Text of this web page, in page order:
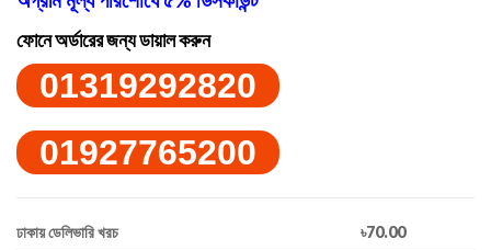
ফোনে অর্ডারের জন্য ডায়াল করুন
01319292820
01927765200
ঢাকায় ডেলিভারি খরচ
৳70.00